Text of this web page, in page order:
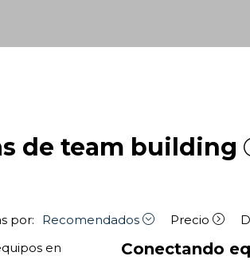
de team building
por:
Recomendados Precio
Conectando